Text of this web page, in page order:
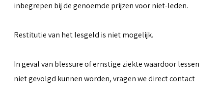
inbegrepen bij de genoemde prijzen voor niet-leden.
Restitutie van het lesgeld is niet mogelijk.
In geval van blessure of ernstige ziekte waardoor lessen
niet gevolgd kunnen worden, vragen we direct contact